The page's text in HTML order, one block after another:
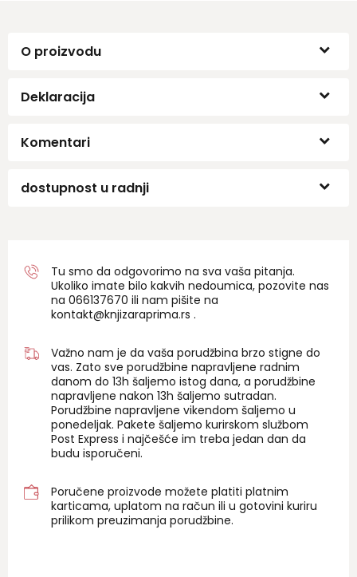
O proizvodu
Deklaracija
Komentari
dostupnost u radnji
Tu smo da odgovorimo na sva vaša pitanja.
Ukoliko imate bilo kakvih nedoumica, pozovite nas
na 066137670 ili nam pišite na
kontakt@knjizaraprima.rs .
Važno nam je da vaša porudžbina brzo stigne do
vas. Zato sve porudžbine napravljene radnim
danom do 13h šaljemo istog dana, a porudžbine
napravljene nakon 13h šaljemo sutradan.
Porudžbine napravljene vikendom šaljemo u
ponedeljak. Pakete šaljemo kurirskom službom
Post Express i najčešće im treba jedan dan da
budu isporučeni.
Poručene proizvode možete platiti platnim
karticama, uplatom na račun ili u gotovini kuriru
prilikom preuzimanja porudžbine.